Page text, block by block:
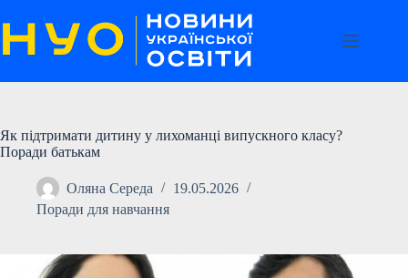
до
вмісту
Як підтримати дитину у лихоманці випускного класу?
Поради батькам
Оляна Середа
19.05.2026
Поради для навчання